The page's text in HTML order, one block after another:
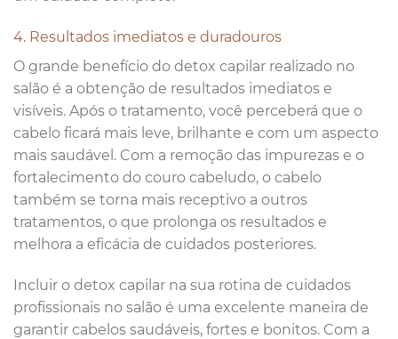
4. Resultados imediatos e duradouros
O grande benefício do detox capilar realizado no
salão é a obtenção de resultados imediatos e
visíveis. Após o tratamento, você perceberá que o
cabelo ficará mais leve, brilhante e com um aspecto
mais saudável. Com a remoção das impurezas e o
fortalecimento do couro cabeludo, o cabelo
também se torna mais receptivo a outros
tratamentos, o que prolonga os resultados e
melhora a eficácia de cuidados posteriores.
Incluir o detox capilar na sua rotina de cuidados
profissionais no salão é uma excelente maneira de
garantir cabelos saudáveis, fortes e bonitos. Com a